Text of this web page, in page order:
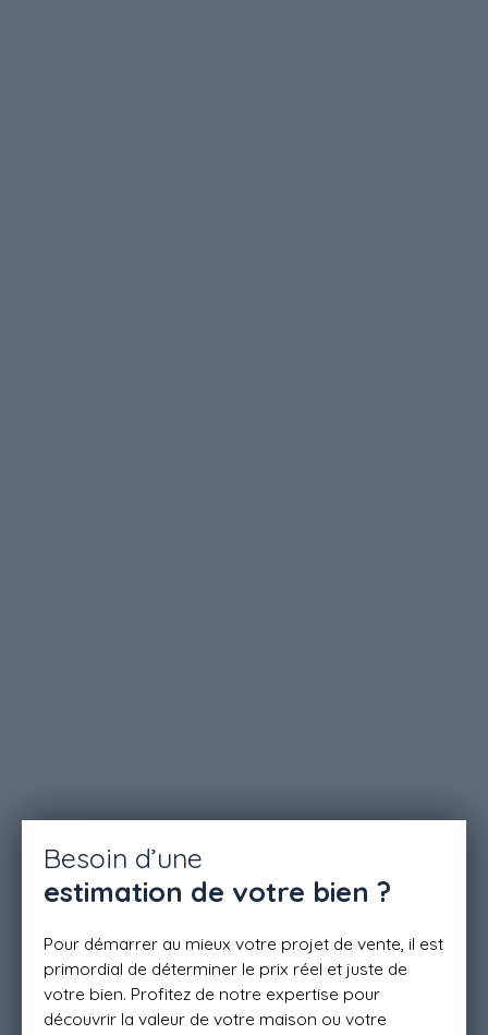
Besoin d’une
estimation de votre bien ?
Pour démarrer au mieux votre projet de vente, il est
primordial de déterminer le prix réel et juste de
votre bien. Profitez de notre expertise pour
découvrir la valeur de votre maison ou votre